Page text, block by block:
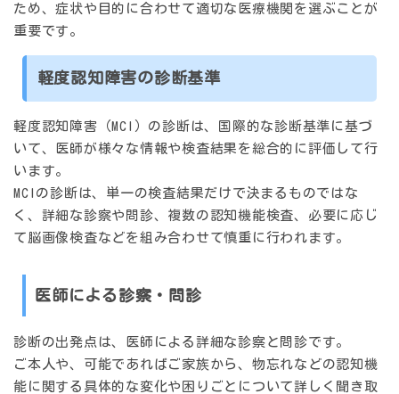
ため、症状や目的に合わせて適切な医療機関を選ぶことが
重要です。
軽度認知障害の診断基準
軽度認知障害（MCI）の診断は、国際的な診断基準に基づ
いて、医師が様々な情報や検査結果を総合的に評価して行
います。
MCIの診断は、単一の検査結果だけで決まるものではな
く、詳細な診察や問診、複数の認知機能検査、必要に応じ
て脳画像検査などを組み合わせて慎重に行われます。
医師による診察・問診
診断の出発点は、医師による詳細な診察と問診です。
ご本人や、可能であればご家族から、物忘れなどの認知機
能に関する具体的な変化や困りごとについて詳しく聞き取